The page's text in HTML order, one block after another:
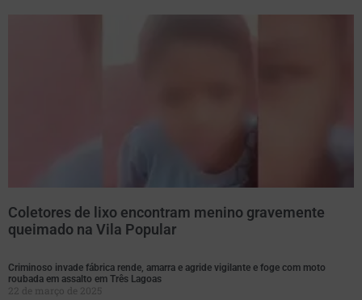
Coletores de lixo encontram menino gravemente
queimado na Vila Popular
Criminoso invade fábrica rende, amarra e agride vigilante e foge com moto
roubada em assalto em Três Lagoas
22 de março de 2025